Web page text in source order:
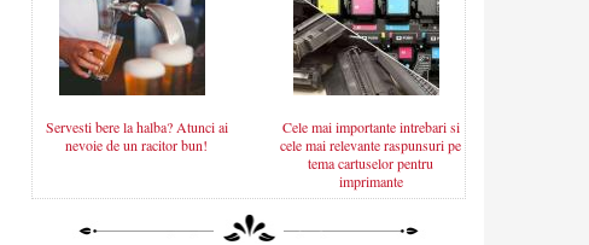
Servesti bere la halba? Atunci ai
nevoie de un racitor bun!
Cele mai importante intrebari si
cele mai relevante raspunsuri pe
tema cartuselor pentru
imprimante